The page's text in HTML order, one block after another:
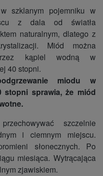
szklanym pojemniku w
z dala od światła
naturalnym, dlatego z
Miód można
kąpiel wodną w
40 stopni.
miodu w
stopni sprawia, że miód
szczelnie
i ciemnym miejscu.
słonecznych. Po
miesiąca. Wytrącająca
zjawiskiem.